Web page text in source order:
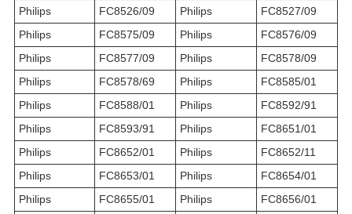
Philips
FC8526/09 Philips
FC8527/09
Philips
FC8575/09 Philips
FC8576/09
Philips
FC8577/09 Philips
FC8578/09
Philips
FC8578/69 Philips
FC8585/01
Philips
FC8588/01 Philips
FC8592/91
Philips
FC8593/91 Philips
FC8651/01
Philips
FC8652/01 Philips
FC8652/11
Philips
FC8653/01 Philips
FC8654/01
Philips
FC8655/01 Philips
FC8656/01